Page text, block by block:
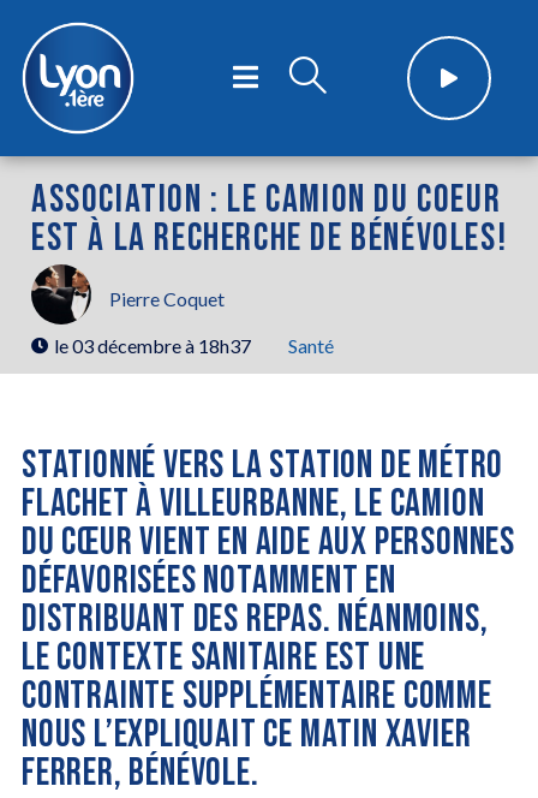
ASSOCIATION : LE CAMION DU COEUR
EST À LA RECHERCHE DE BÉNÉVOLES!
Pierre Coquet
le03 décembre à 18h37 Santé
STATIONNÉ VERS LA STATION DE MÉTRO
FLACHET À VILLEURBANNE, LE CAMION
DU CŒUR VIENT EN AIDE AUX PERSONNES
DÉFAVORISÉES NOTAMMENT EN
DISTRIBUANT DES REPAS. NÉANMOINS,
LE CONTEXTE SANITAIRE EST UNE
CONTRAINTE SUPPLÉMENTAIRE COMME
NOUS L’EXPLIQUAIT CE MATIN XAVIER
FERRER, BÉNÉVOLE.